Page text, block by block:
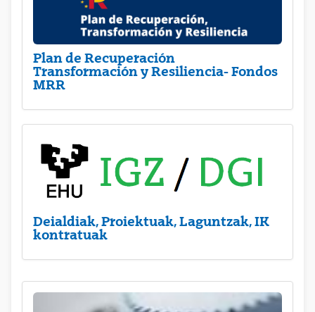
Plan de Recuperación
Transformación y Resiliencia- Fondos
MRR
Deialdiak, Proiektuak, Laguntzak, IK
kontratuak